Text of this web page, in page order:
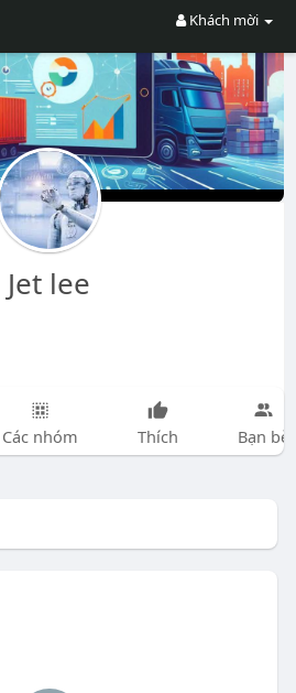
Khách mời
Jet lee
Các nhóm Thích Bạn bè